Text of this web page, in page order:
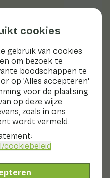
cookies
gebruik van cookies
om bezoek te
boodschappen te
op 'Alles accepteren'
voor de plaatsing
op deze wijze
zoals in ons
wordt vermeld.
/cookiebeleid
Wereld
De Verenigde Naties
tot 'Wereld Televisie
ga ik deze dag
tv uren.